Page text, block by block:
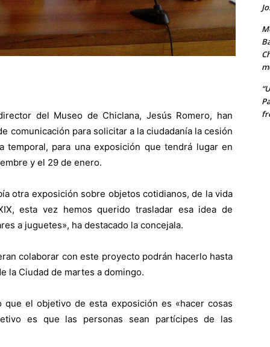
del Museo de Chiclana, Jesús Romero, han
comunicación para solicitar a la ciudadanía la cesión
temporal, para una exposición que tendrá lugar en
y el 29 de enero.
otra exposición sobre objetos cotidianos, de la vida
esta vez hemos querido trasladar esa idea de
a juguetes», ha destacado la concejala.
colaborar con este proyecto podrán hacerlo hasta
la Ciudad de martes a domingo.
el objetivo de esta exposición es «hacer cosas
es que las personas sean partícipes de las